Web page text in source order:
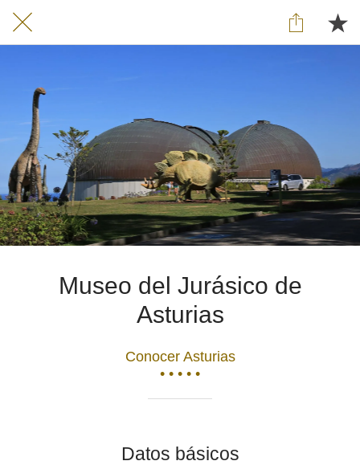
Museo del Jurásico de
Asturias
Conocer Asturias
• • • • •
Datos básicos